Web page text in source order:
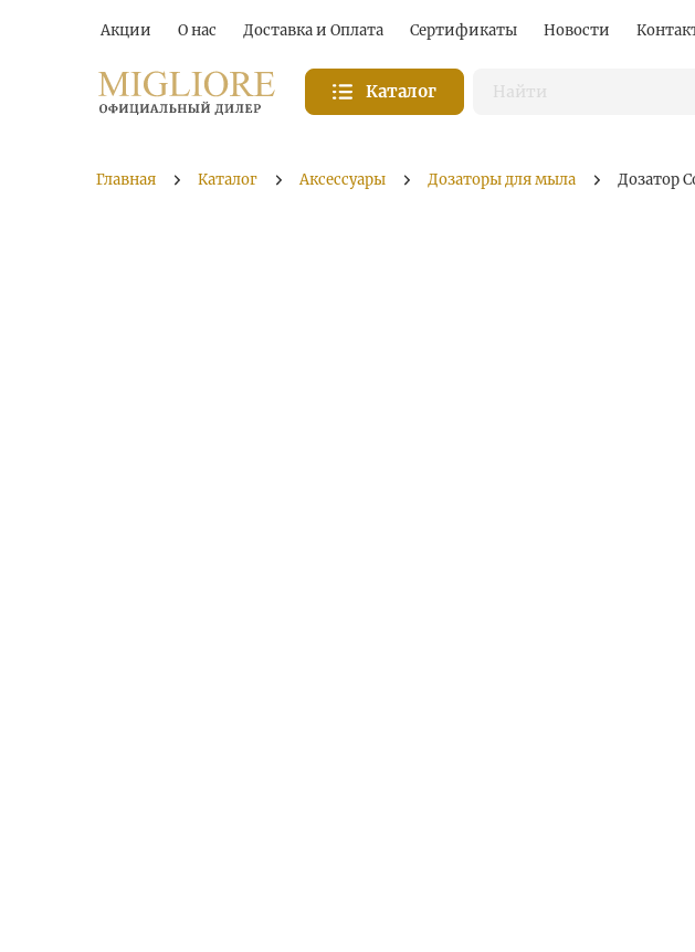
Акции О нас Доставка и Оплата Сертификаты Новости
Каталог
Главная Каталог Аксессуары Дозаторы для мыла Дозатор